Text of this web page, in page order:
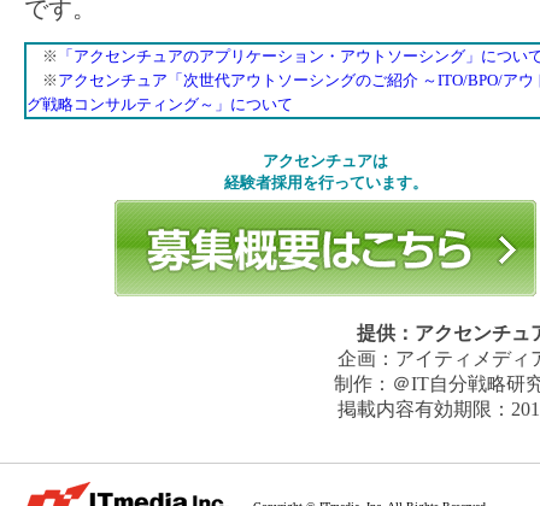
です。
※ 「アクセンチュアのアプリケーション・アウトソーシング」につい
※ アクセンチュア「次世代アウトソーシングのご紹介 ～ITO/BPO/アウ
グ戦略コンサルティング～」について
アクセンチュアは
経験者採用を行っています。
提供： アクセンチュ
企画： アイティメディ
制作： ＠IT自分戦略研
掲載内容有効期限：